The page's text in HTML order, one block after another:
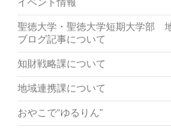
イベント情報
聖徳大学・聖徳大学短期大学部
ブログ記事について
知財戦略課について
地域連携課について
おやこで“ゆるりん”